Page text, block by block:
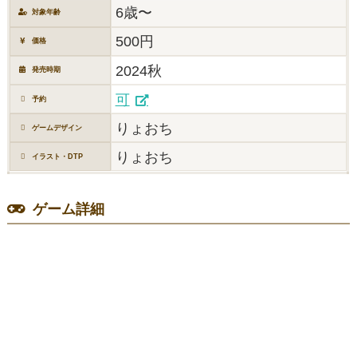
対象年齢 6歳〜
価格 500円
発売時期 2024秋
予約 可
ゲームデザイン りょおち
イラスト・DTP りょおち
ゲーム詳細